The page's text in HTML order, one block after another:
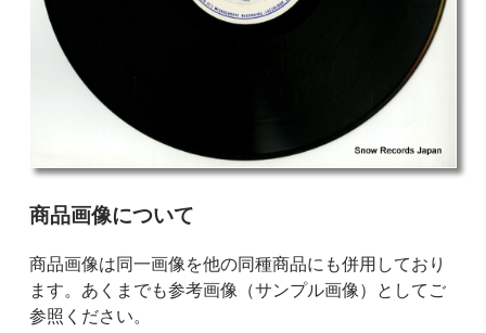
ご購入前の注意事項
商品画像について
商品画像は同一画像を他の同種商品にも併用しており
ます。あくまでも参考画像（サンプル画像）としてご
参照ください。